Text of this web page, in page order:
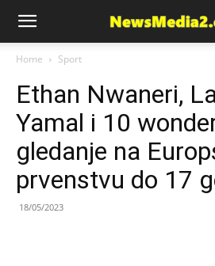
News
Media
Home Sport
Ethan Nwaneri,
Yamal i 10
gledanje na
prvenstvu do 17
18/05/2023